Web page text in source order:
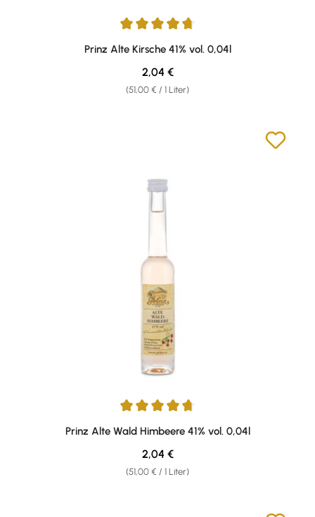
Durchschnittliche Bewertung von 4.87 von 5 Sternen
Prinz Alte Kirsche 41% vol. 0,04l
(51,00 € / 1 Liter)
Regulärer Preis:
2,04 €
Durchschnittliche Bewertung von 4.75 von 5 Sternen
Prinz Alte Wald Himbeere 41% vol. 0,04l
(51,00 € / 1 Liter)
Regulärer Preis:
2,04 €